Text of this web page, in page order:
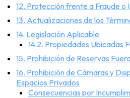
12. Protección frente a Fraude o
13. Actualizaciones de los
14. Legislación Aplicable
14.2. Propiedades Ubicadas
15. Prohibición de Reservas
16. Prohibición de Cámaras y
Espacios Privados
Consecuencias por